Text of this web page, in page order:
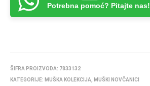
Potrebna pomoć? Pitajte nas!
ŠIFRA PROIZVODA: 7833132
KATEGORIJE: MUŠKA KOLEKCIJA
MUŠKI NOVČANICI